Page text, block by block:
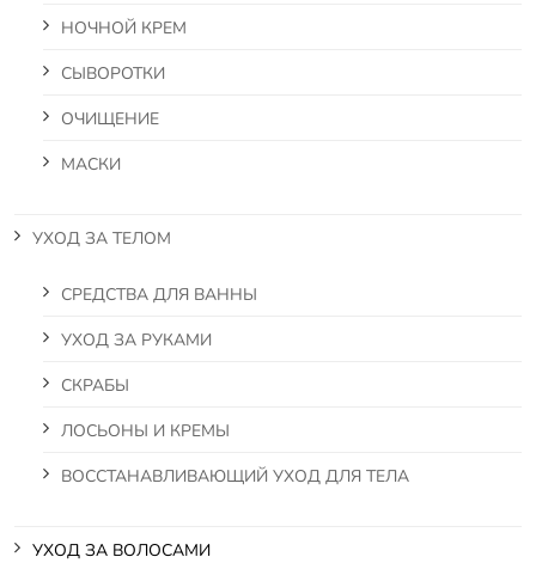
НОЧНОЙ КРЕМ
СЫВОРОТКИ
ОЧИЩЕНИЕ
МАСКИ
УХОД ЗА ТЕЛОМ
СРЕДСТВА ДЛЯ ВАННЫ
УХОД ЗА РУКАМИ
СКРАБЫ
ЛОСЬОНЫ И КРЕМЫ
ВОССТАНАВЛИВАЮЩИЙ УХОД ДЛЯ ТЕЛА
УХОД ЗА ВОЛОСАМИ